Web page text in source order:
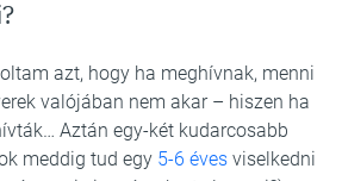
azt, hogy ha meghívnak, menni
valójában nem akar – hiszen ha
Aztán egy-két kudarcosabb
meddig tud egy 5-6 éves viselkedni